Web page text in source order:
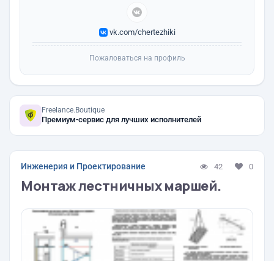
vk.com/chertezhiki
Пожаловаться на профиль
Freelance.Boutique
Премиум-сервис для лучших исполнителей
Инженерия и Проектирование 42 0
Монтаж лестничных маршей.